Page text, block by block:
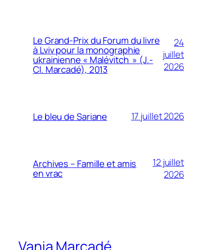
Le Grand-Prix du Forum du livre
à Lviv pour la monographie
ukrainienne « Malévitch » (J.-
Cl. Marcadé), 2013
24
juillet
2026
Le bleu de Sariane 17 juillet 2026
Archives – Famille et amis
en vrac
12 juillet
2026